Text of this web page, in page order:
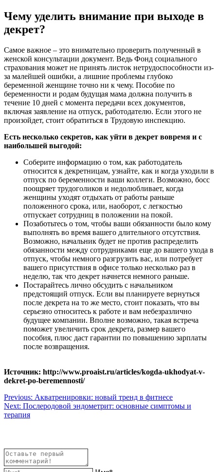
Чему уделить внимание при выходе в
декрет?
Самое важное – это внимательно проверить полученный в
женской консультации документ. Ведь Фонд социального
страхования может не принять листок нетрудоспособности из-
за малейшей ошибки, а лишние проблемы глубоко
беременной женщине точно ни к чему. Пособие по
беременности и родам будущая мама должна получить в
течение 10 дней с момента передачи всех документов,
включая заявление на отпуск, работодателю. Если этого не
произойдет, стоит обратиться в Трудовую инспекцию.
Есть несколько секретов, как уйти в декрет вовремя и с
наибольшей выгодой:
Соберите информацию о том, как работодатель
относится к декретницам, узнайте, как и когда уходили в
отпуск по беременности ваши коллеги. Возможно, босс
поощряет трудоголиков и недолюбливает, когда
женщины уходят отдыхать от работы раньше
положенного срока, или, наоборот, с легкостью
отпускает сотрудниц в положении на покой.
Позаботьтесь о том, чтобы ваши обязанности было кому
выполнять во время вашего длительного отсутствия.
Возможно, начальник будет не против распределить
обязанности между сотрудниками еще до вашего ухода в
отпуск, чтобы немного разгрузить вас, или потребует
вашего присутствия в офисе только несколько раз в
неделю, так что декрет начнется немного раньше.
Постарайтесь лично обсудить с начальником
предстоящий отпуск. Если вы планируете вернуться
после декрета на то же место, стоит показать, что вы
серьезно относитесь к работе и вам небезразлично
будущее компании. Вполне возможно, такая встреча
поможет увеличить срок декрета, размер вашего
пособия, плюс даст гарантии по повышению зарплаты
после возвращения.
Источник: http://www.proaist.ru/articles/kogda-ukhodyat-v-
dekret-po-beremennosti/
Навигация
по
Previous: Акватренировки: новый тренд в фитнесе
Next: Послеродовой эндометрит: основные симптомы и
терапия